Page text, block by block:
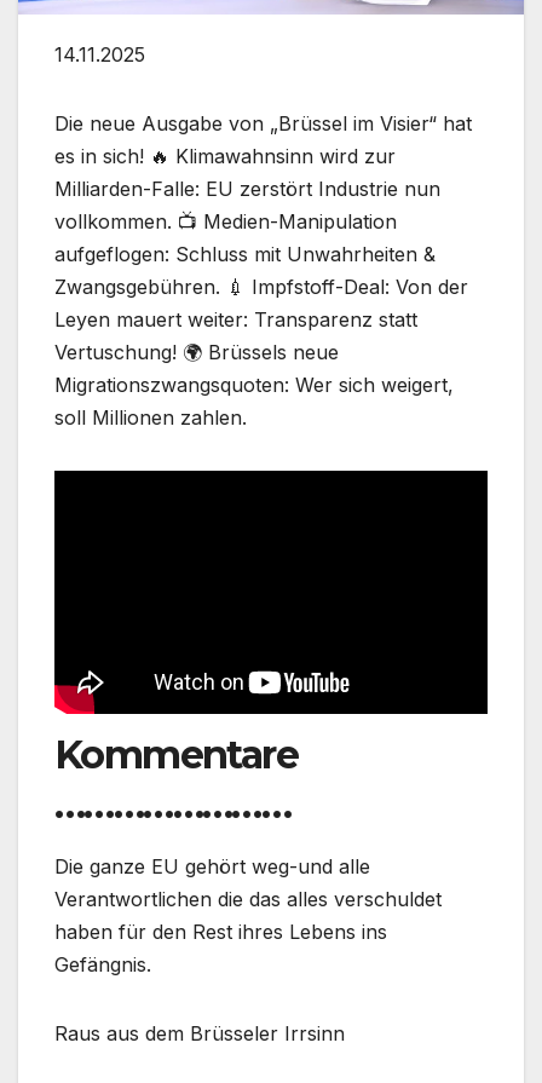
14.11.2025
Die neue Ausgabe von „Brüssel im Visier“ hat
es in sich! 🔥 Klimawahnsinn wird zur
Milliarden-Falle: EU zerstört Industrie nun
vollkommen. 📺 Medien-Manipulation
aufgeflogen: Schluss mit Unwahrheiten &
Zwangsgebühren. 💉 Impfstoff-Deal: Von der
Leyen mauert weiter: Transparenz statt
Vertuschung! 🌍 Brüssels neue
Migrationszwangsquoten: Wer sich weigert,
soll Millionen zahlen.
Kommentare
……………………
Die ganze EU gehört weg-und alle
Verantwortlichen die das alles verschuldet
haben für den Rest ihres Lebens ins
Gefängnis.
Raus aus dem Brüsseler Irrsinn